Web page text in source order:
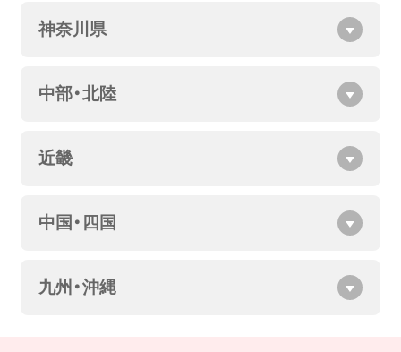
神奈川県
中部・北陸
近畿
中国・四国
九州・沖縄